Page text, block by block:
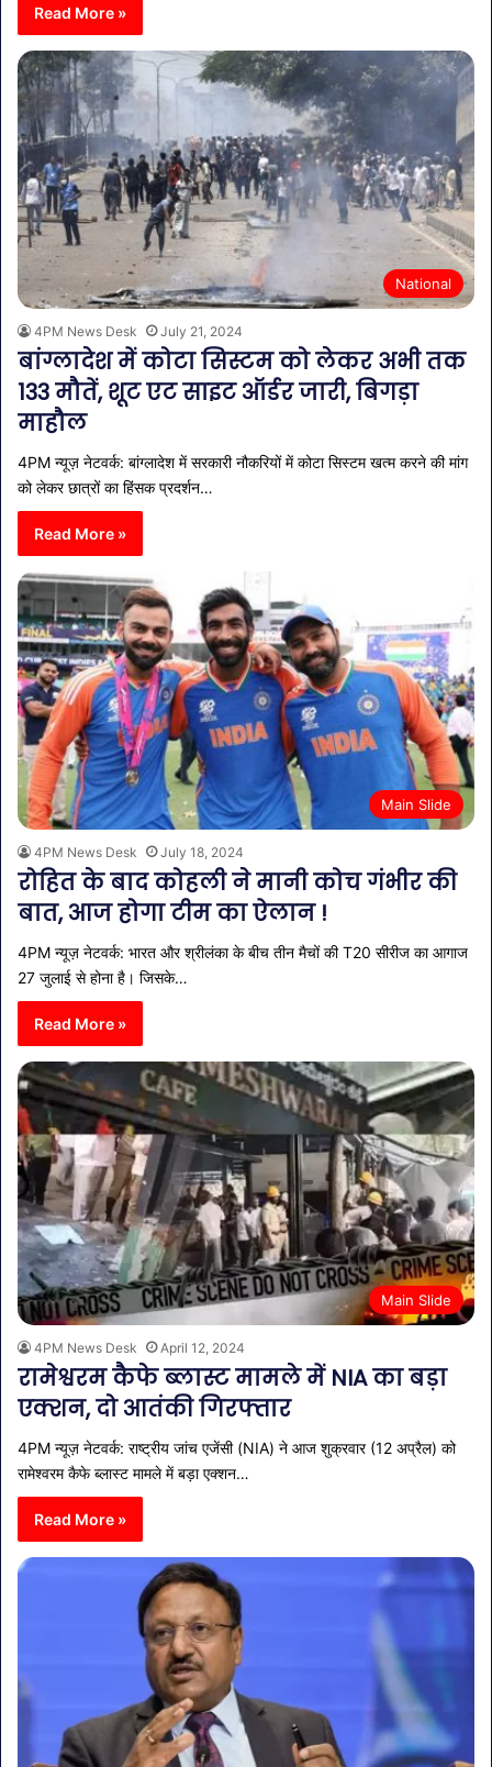
Read More »
National
4PM News Desk July 21, 2024
बांग्लादेश में कोटा सिस्टम को लेकर अभी तक
133 मौतें, शूट एट साइट ऑर्डर जारी, बिगड़ा
माहौल
4PM न्यूज़ नेटवर्क: बांग्लादेश में सरकारी नौकरियों में कोटा सिस्टम खत्म करने की मांग
को लेकर छात्रों का हिंसक प्रदर्शन…
Read More »
Main Slide
4PM News Desk July 18, 2024
रोहित के बाद कोहली ने मानी कोच गंभीर की
बात, आज होगा टीम का ऐलान !
4PM न्यूज़ नेटवर्क: भारत और श्रीलंका के बीच तीन मैचों की T20 सीरीज का आगाज
27 जुलाई से होना है। जिसके…
Read More »
Main Slide
4PM News Desk April 12, 2024
रामेश्वरम कैफे ब्लास्ट मामले में NIA का बड़ा
एक्शन, दो आतंकी गिरफ्तार
4PM न्यूज़ नेटवर्क: राष्ट्रीय जांच एजेंसी (NIA) ने आज शुक्रवार (12 अप्रैल) को
रामेश्वरम कैफे ब्लास्ट मामले में बड़ा एक्शन…
Read More »